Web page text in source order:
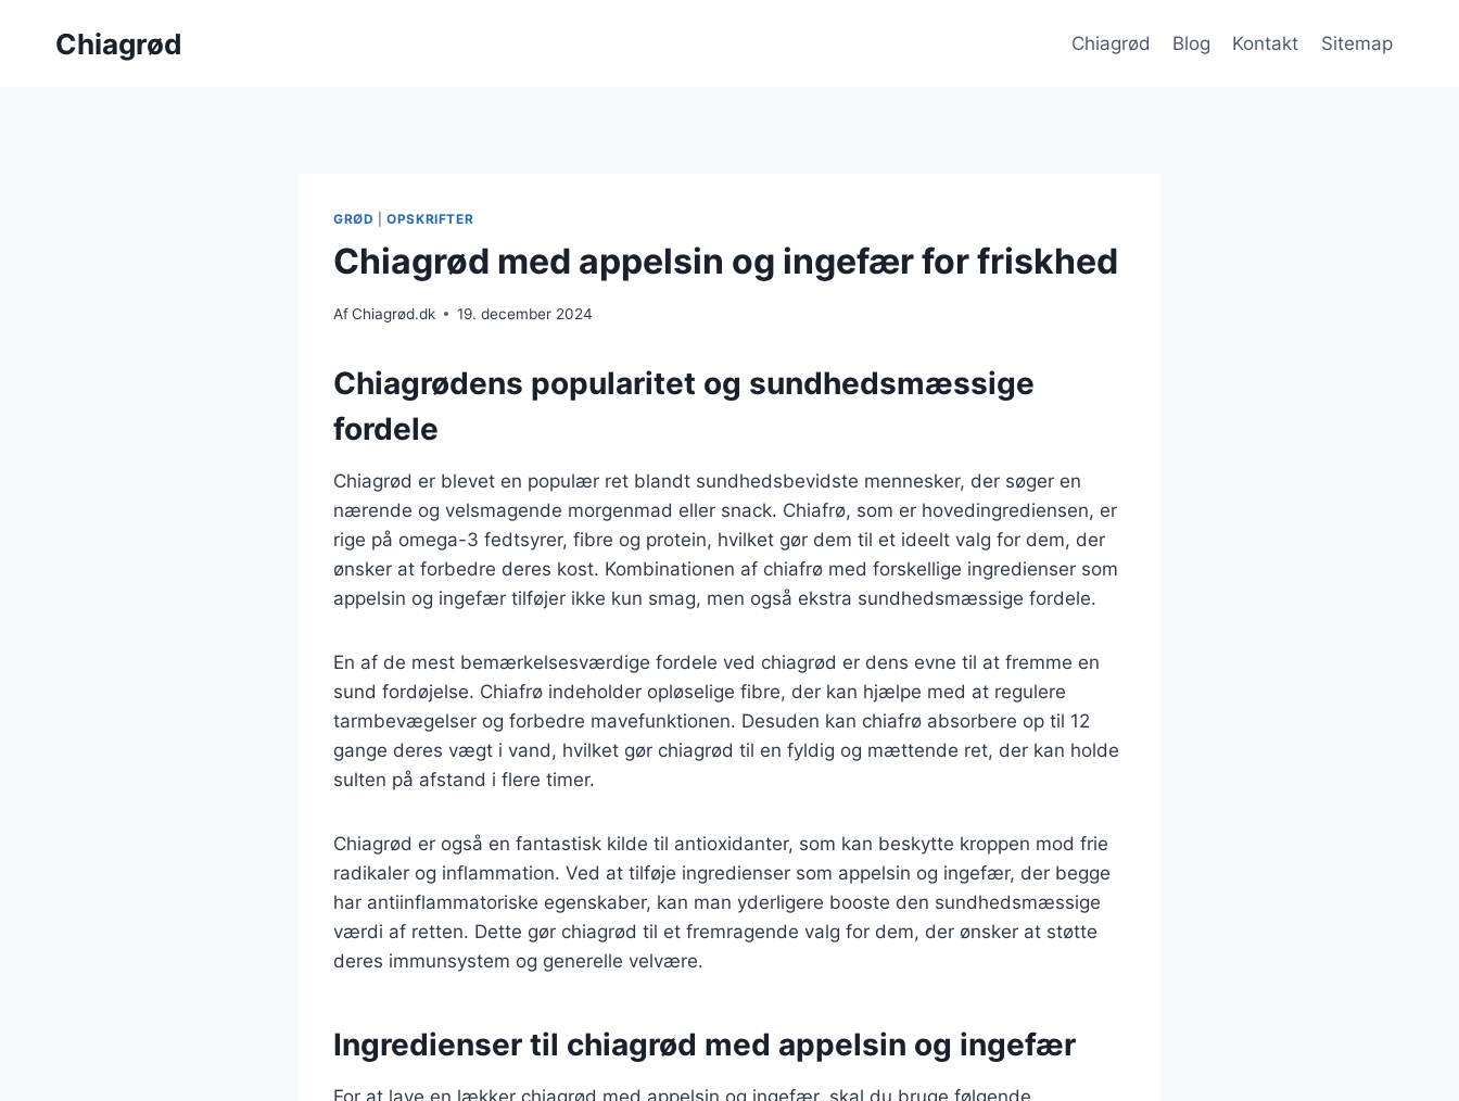
Chiagrød Chiagrød Blog Kontakt Sitemap
GRØD |OPSKRIFTER
Chiagrød med appelsin og ingefær for friskhed
AfChiagrød.dk 19. december 2024
Chiagrødens popularitet og sundhedsmæssige
fordele
Chiagrød er blevet en populær ret blandt sundhedsbevidste mennesker, der søger en
nærende og velsmagende morgenmad eller snack. Chiafrø, som er hovedingrediensen, er
rige på omega-3 fedtsyrer, fibre og protein, hvilket gør dem til et ideelt valg for dem, der
ønsker at forbedre deres kost. Kombinationen af chiafrø med forskellige ingredienser som
appelsin og ingefær tilføjer ikke kun smag, men også ekstra sundhedsmæssige fordele.
En af de mest bemærkelsesværdige fordele ved chiagrød er dens evne til at fremme en
sund fordøjelse. Chiafrø indeholder opløselige fibre, der kan hjælpe med at regulere
tarmbevægelser og forbedre mavefunktionen. Desuden kan chiafrø absorbere op til 12
gange deres vægt i vand, hvilket gør chiagrød til en fyldig og mættende ret, der kan holde
sulten på afstand i flere timer.
Chiagrød er også en fantastisk kilde til antioxidanter, som kan beskytte kroppen mod frie
radikaler og inflammation. Ved at tilføje ingredienser som appelsin og ingefær, der begge
har antiinflammatoriske egenskaber, kan man yderligere booste den sundhedsmæssige
værdi af retten. Dette gør chiagrød til et fremragende valg for dem, der ønsker at støtte
deres immunsystem og generelle velvære.
Ingredienser til chiagrød med appelsin og ingefær
For at lave en lækker chiagrød med appelsin og ingefær, skal du bruge følgende